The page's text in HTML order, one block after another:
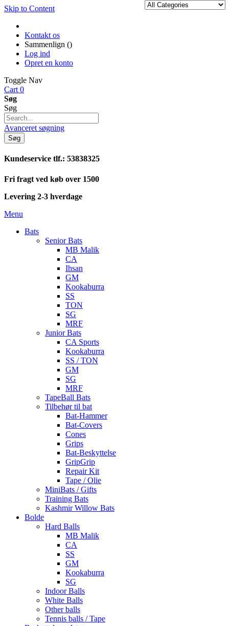
Skip to Content
Kontakt os
Sammenlign ()
Log ind
Opret en konto
Toggle Nav
Cart 0
Søg
Søg
Avanceret søgning
Søg
Kundeservice tlf.: 53838325
Fri fragt ved køb over 1500
Levering 2-3 hverdage
Menu
Bats
Senior Bats
MB Malik
CA
Ihsan
GM
Kookaburra
SS
TON
SG
MRF
Junior Bats
CA Sports
Kookaburra
SS / TON
GM
SG
MRF
TapeBall Bats
Tilbehør til bat
Bat-Hammer
Bat-Covers
Cones
Grips
Bat-Beskyttelse
GripGrip
Repair Kit
Tape / Olie
MiniBats / Gifts
Training Bats
Kashmir Willow Bats
Bolde
Hard Balls
MB Malik
CA
SS
GM
Kookaburra
SG
Indoor Balls
White Balls
Other balls
Tennis balls / Tape